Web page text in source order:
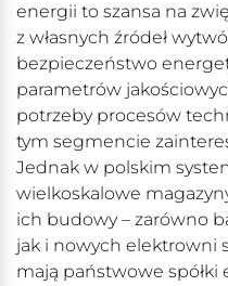
energii to szansa na
z własnych źródeł
bezpieczeństwo
parametrów
potrzeby procesów
tym segmencie
Jednak w polskim
wielkoskalowe
ich budowy – zarówno
jak i nowych elektrowni
mają państwowe spółki